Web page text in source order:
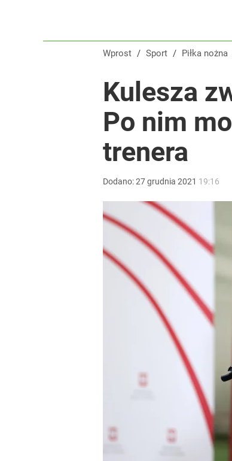
Wprost / Sport / Piłka nożna
Kulesza
Po nim
trenera
Dodano:27grudnia 2021 19:16